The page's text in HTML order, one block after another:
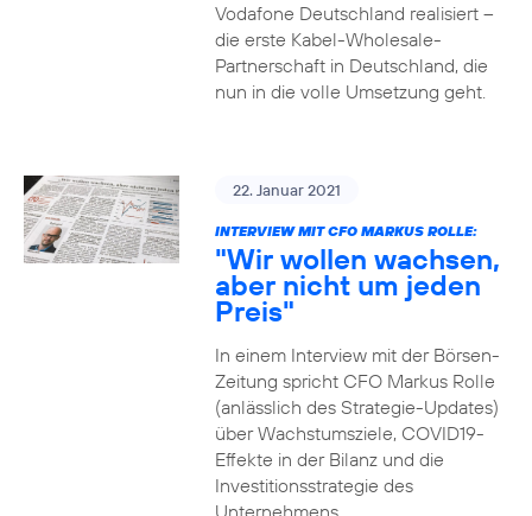
Vodafone Deutschland realisiert –
die erste Kabel-Wholesale-
Partnerschaft in Deutschland, die
nun in die volle Umsetzung geht.
22. Januar 2021
INTERVIEW MIT CFO MARKUS ROLLE:
"Wir wollen wachsen,
aber nicht um jeden
Preis"
In einem Interview mit der Börsen-
Zeitung spricht CFO Markus Rolle
(anlässlich des Strategie-Updates)
über Wachstumsziele, COVID19-
Effekte in der Bilanz und die
Investitionsstrategie des
Unternehmens.